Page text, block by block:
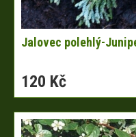
Jalovec polehlý-
120 Kč